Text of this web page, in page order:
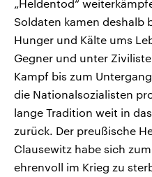
„Heldentod“
Soldaten kamen deshalb
Hunger und Kälte ums
Gegner und unter
Kampf bis zum
die Nationalsozialisten
lange Tradition weit in
zurück. Der preußische
Clausewitz habe sich
ehrenvoll im Krieg zu